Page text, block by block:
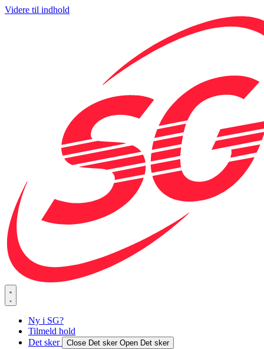
Videre til indhold
Ny i SG?
Tilmeld hold
Det sker
Close Det sker Open Det sker